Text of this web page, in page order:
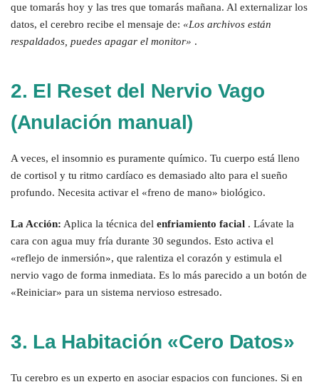
que tomarás hoy y las tres que tomarás mañana. Al externalizar los
datos, el cerebro recibe el mensaje de: «Los archivos están
respaldados, puedes apagar el monitor» .
2. El Reset del Nervio Vago
(Anulación manual)
A veces, el insomnio es puramente químico. Tu cuerpo está lleno
de cortisol y tu ritmo cardíaco es demasiado alto para el sueño
profundo. Necesita activar el «freno de mano» biológico.
La Acción: Aplica la técnica del enfriamiento facial . Lávate la
cara con agua muy fría durante 30 segundos. Esto activa el
«reflejo de inmersión», que ralentiza el corazón y estimula el
nervio vago de forma inmediata. Es lo más parecido a un botón de
«Reiniciar» para un sistema nervioso estresado.
3. La Habitación «Cero Datos»
Tu cerebro es un experto en asociar espacios con funciones. Si en